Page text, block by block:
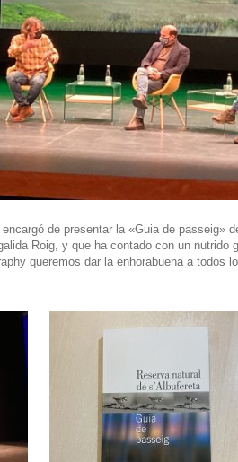
de presentar la «Guia de passeig»
Roig, y que ha contado con un
queremos dar la enhorabuena a todos